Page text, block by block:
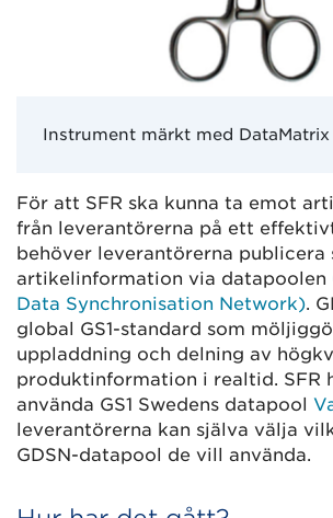
Instrument märkt med DataMatrix
För att SFR ska kunna ta emot
från leverantörerna på ett
behöver leverantörerna publicera
artikelinformation via datapoolen
Data Synchronisation Network).
global GS1-standard som
uppladdning och delning av
produktinformation i realtid. SFR
använda GS1 Swedens datapool
leverantörerna kan själva välja
GDSN-datapool de vill använda.